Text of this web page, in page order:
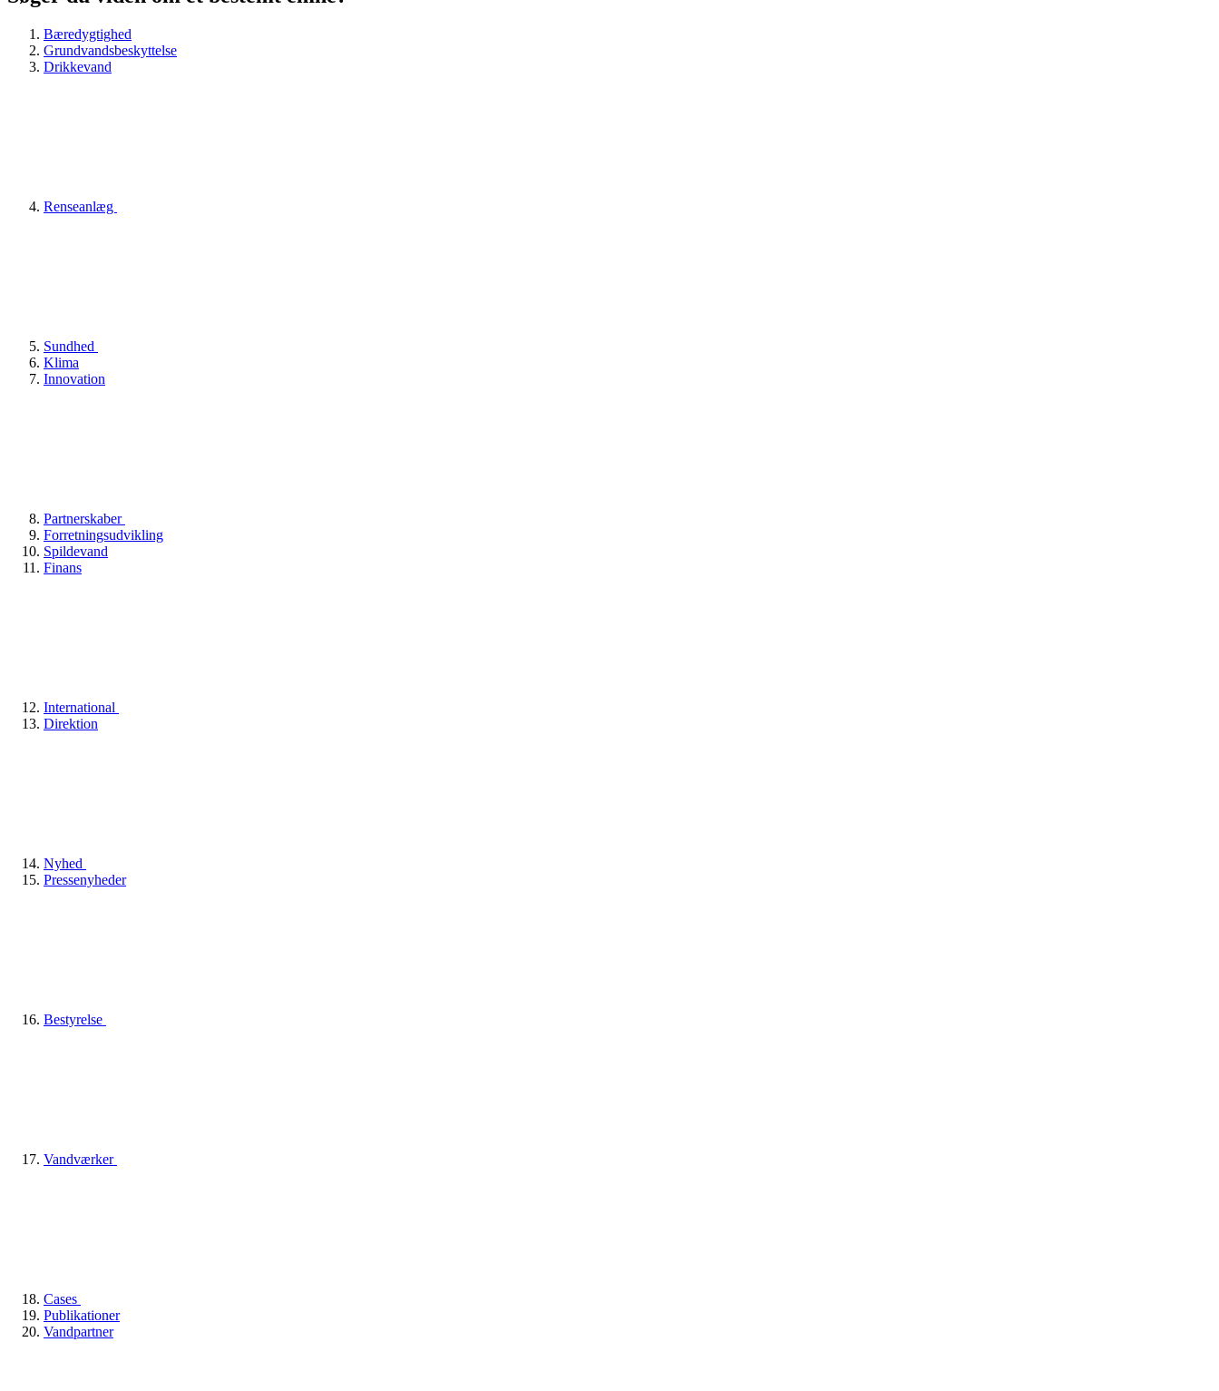
Bæredygtighed
Grundvandsbeskyttelse
Drikkevand
Renseanlæg
Sundhed
Klima
Innovation
Partnerskaber
Forretningsudvikling
Spildevand
Finans
International
Direktion
Nyhed
Pressenyheder
Bestyrelse
Vandværker
Cases
Publikationer
Vandpartner